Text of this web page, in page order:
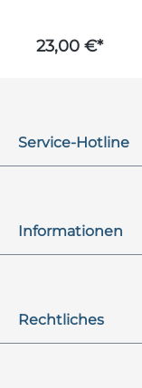
23,00 €*
Service-Hotline
Informationen
Rechtliches